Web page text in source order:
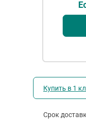
Купить в 1
Срок